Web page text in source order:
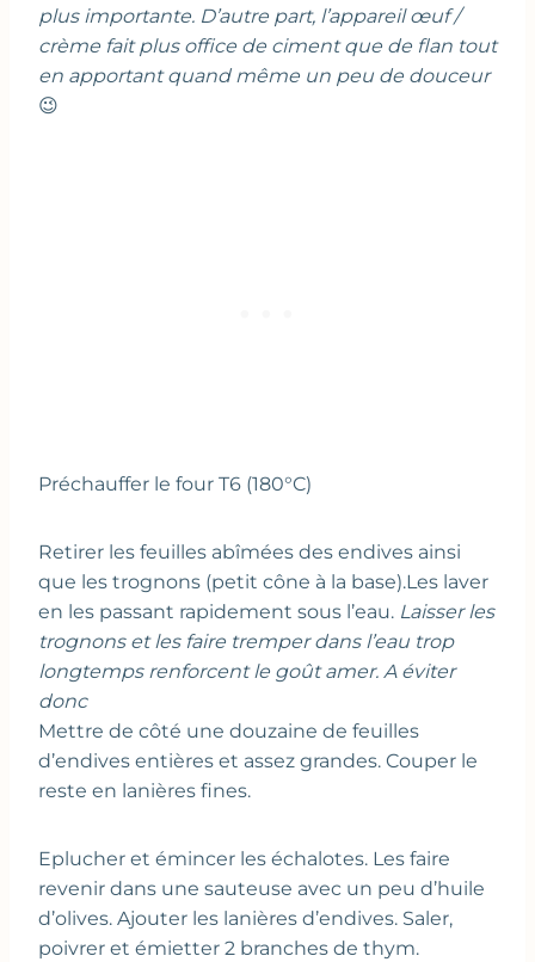
plus importante. D’autre part, l’appareil œuf /
crème fait plus office de ciment que de flan tout
en apportant quand même un peu de douceur
😉
Préchauffer le four T6 (180°C)
Retirer les feuilles abîmées des endives ainsi
que les trognons (petit cône à la base).Les laver
en les passant rapidement sous l’eau. Laisser les
trognons et les faire tremper dans l’eau trop
longtemps renforcent le goût amer. A éviter
donc
Mettre de côté une douzaine de feuilles
d’endives entières et assez grandes. Couper le
reste en lanières fines.
Eplucher et émincer les échalotes. Les faire
revenir dans une sauteuse avec un peu d’huile
d’olives. Ajouter les lanières d’endives. Saler,
poivrer et émietter 2 branches de thym.